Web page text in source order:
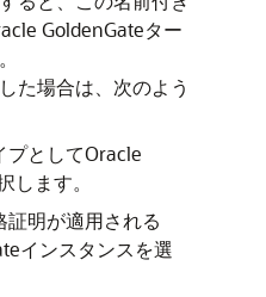
GoldenGateター
た場合は、次のよう
プとしてOracle
します。
証明が適用される
インスタンスを選